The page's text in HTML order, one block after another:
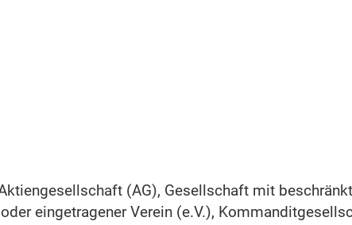
(AG), Gesellschaft mit
eingetragener Verein (e.V.),